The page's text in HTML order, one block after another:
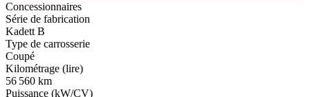
Concessionnaires
Série de fabrication
Kadett B
Type de carrosserie
Coupé
Kilométrage (lire)
56 560 km
Puissance (kW/CV)